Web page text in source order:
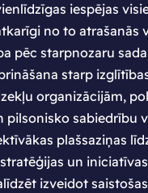
iespējas
no to atrašanās
pēc starpnozaru
starp
organizācijām,
pilsonisko sabiedrību
plašsaziņas
un
izveidot saistošas